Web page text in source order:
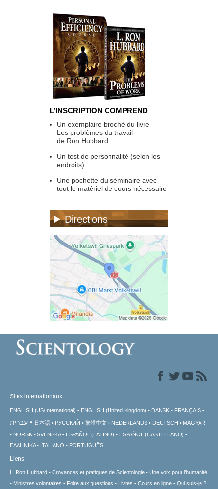
L’INSCRIPTION COMPREND
Un exemplaire broché du livre
Les problèmes du travail
de Ron Hubbard
Un test de personnalité (selon les
endroits)
Une pochette du séminaire avec
tout le matériel de cours nécessaire
Directions
Sites internationaux
ENGLISH (US/International) ENGLISH (United Kingdom) DANSK FRANÇAIS
עברית 日本語 РУССКИЙ 繁體中文 NEDERLANDS DEUTSCH
MAGYAR
NORSK
SVENSKA ESPAÑOL (LATINO)
ESPAÑOL (CASTELLANO)
ΕΛΛΗΝΙΚA
ITALIANO PORTUGUÊS
Liens
L. Ron Hubbard Croyances et pratiques de Scientologie
Une voix pour l’humanité
Ministres volontaires
Foire aux questions Livres Cours en ligne Qui suis-je ?